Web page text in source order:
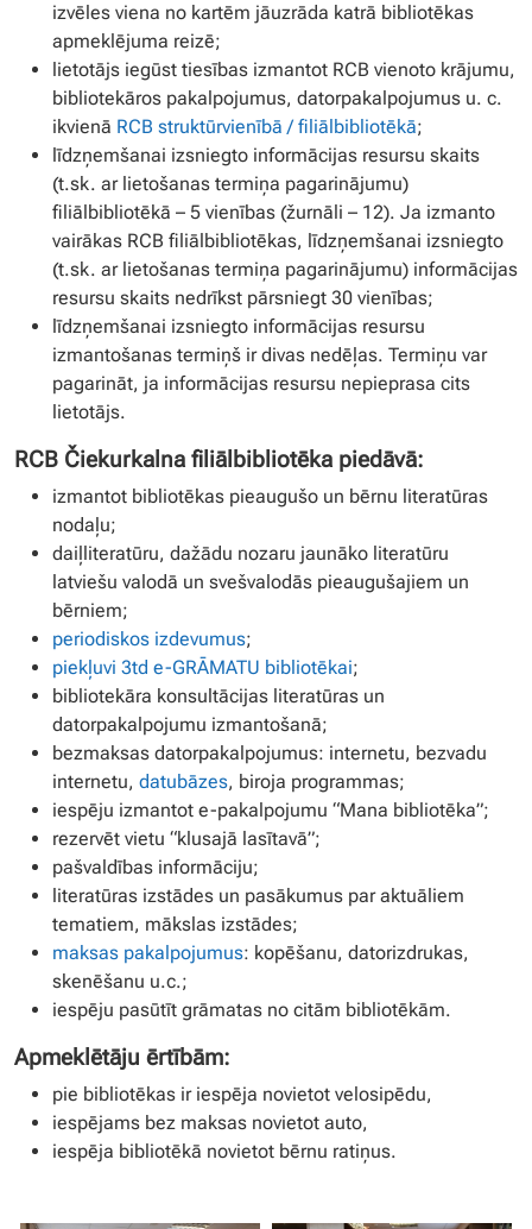
izvēles viena no kartēm jāuzrāda katrā bibliotēkas
apmeklējuma reizē;
lietotājs iegūst tiesības izmantot RCB vienoto krājumu,
bibliotekāros pakalpojumus, datorpakalpojumus u. c.
ikvienā RCB struktūrvienībā / filiālbibliotēkā;
līdzņemšanai izsniegto informācijas resursu skaits
(t.sk. ar lietošanas termiņa pagarinājumu)
filiālbibliotēkā – 5 vienības (žurnāli – 12). Ja izmanto
vairākas RCB filiālbibliotēkas, līdzņemšanai izsniegto
(t.sk. ar lietošanas termiņa pagarinājumu) informācijas
resursu skaits nedrīkst pārsniegt 30 vienības;
līdzņemšanai izsniegto informācijas resursu
izmantošanas termiņš ir divas nedēļas. Termiņu var
pagarināt, ja informācijas resursu nepieprasa cits
lietotājs.
RCB Čiekurkalna filiālbibliotēka piedāvā:
izmantot bibliotēkas pieaugušo un bērnu literatūras
nodaļu;
daiļliteratūru, dažādu nozaru jaunāko literatūru
latviešu valodā un svešvalodās pieaugušajiem un
bērniem;
periodiskos izdevumus;
piekļuvi 3td e-GRĀMATU bibliotēkai;
bibliotekāra konsultācijas literatūras un
datorpakalpojumu izmantošanā;
bezmaksas datorpakalpojumus: internetu, bezvadu
internetu, datubāzes, biroja programmas;
iespēju izmantot e-pakalpojumu “Mana bibliotēka”;
rezervēt vietu “klusajā lasītavā”;
pašvaldības informāciju;
literatūras izstādes un pasākumus par aktuāliem
tematiem, mākslas izstādes;
maksas pakalpojumus: kopēšanu, datorizdrukas,
skenēšanu u.c.;
iespēju pasūtīt grāmatas no citām bibliotēkām.
Apmeklētāju ērtībām:
pie bibliotēkas ir iespēja novietot velosipēdu,
iespējams bez maksas novietot auto,
iespēja bibliotēkā novietot bērnu ratiņus.